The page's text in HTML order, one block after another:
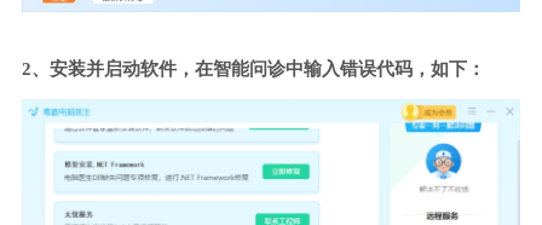
2、安装并启动软件，在智能问诊中输入错误代码，如下：